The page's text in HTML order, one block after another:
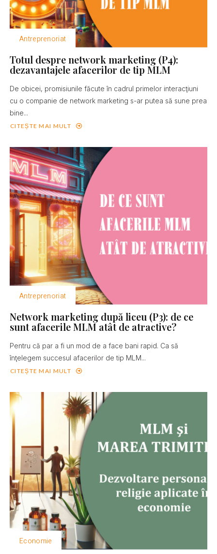
Antreprenoriat
Totul despre network marketing (P4):
dezavantajele afacerilor de tip MLM
De obicei, promisiunile făcute în cadrul primelor interacţiuni
cu o companie de network marketing s-ar putea să sune prea
bine...
CITEȘTE MAI MULT
Antreprenoriat
Network marketing după liceu (P3): de ce
sunt afacerile MLM atât de atractive?
Pentru că par a fi un mod de a face bani rapid. Ca să
înţelegem succesul afacerilor de tip MLM...
CITEȘTE MAI MULT
Economie